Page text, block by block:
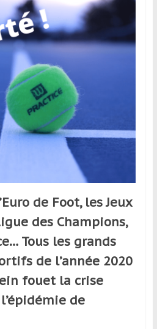
de Foot, les Jeux
des Champions,
Tous les grands
de l’année 2020
fouet la crise
de